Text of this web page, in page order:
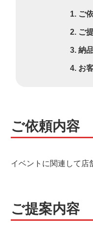
ご
ご
納
お
ご依頼内容
イベントに関連して店
ご提案内容